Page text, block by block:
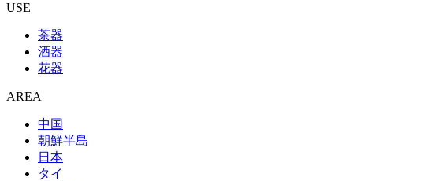
USE
茶器
酒器
花器
AREA
中国
朝鮮半島
日本
タイ